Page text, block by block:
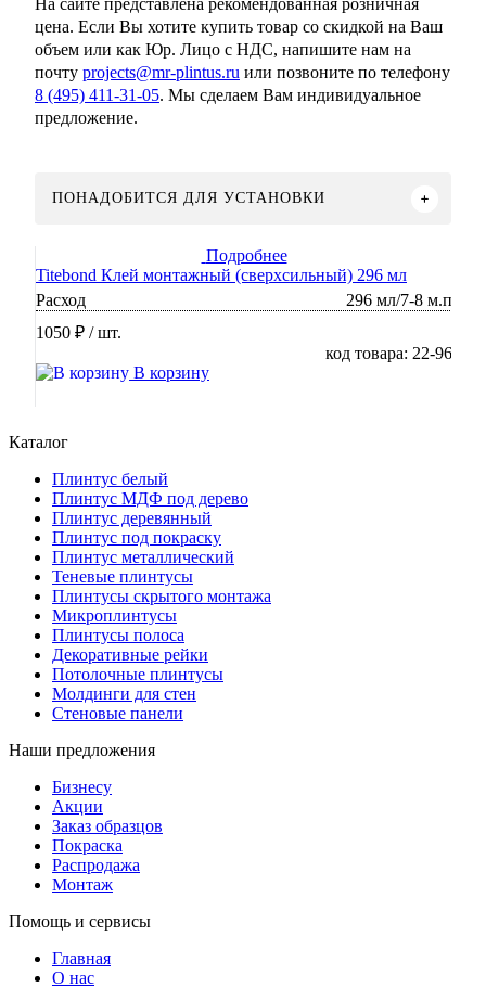
На сайте представлена рекомендованная розничная
цена. Если Вы хотите купить товар со скидкой на Ваш
объем или как Юр. Лицо с НДС, напишите нам на
почту projects@mr-plintus.ru или позвоните по телефону
8 (495) 411-31-05. Мы сделаем Вам индивидуальное
предложение.
ПОНАДОБИТСЯ ДЛЯ УСТАНОВКИ
Подробнее
Titebond Клей монтажный (сверхсильный) 296 мл
Расход
296 мл/7-8 м.п
1050 ₽ / шт.
код товара: 22-96
В корзину
Каталог
Плинтус белый
Плинтус МДФ под дерево
Плинтус деревянный
Плинтус под покраску
Плинтус металлический
Теневые плинтусы
Плинтусы скрытого монтажа
Микроплинтусы
Плинтусы полоса
Декоративные рейки
Потолочные плинтусы
Молдинги для стен
Стеновые панели
Наши предложения
Бизнесу
Акции
Заказ образцов
Покраска
Распродажа
Монтаж
Помощь и сервисы
Главная
О нас